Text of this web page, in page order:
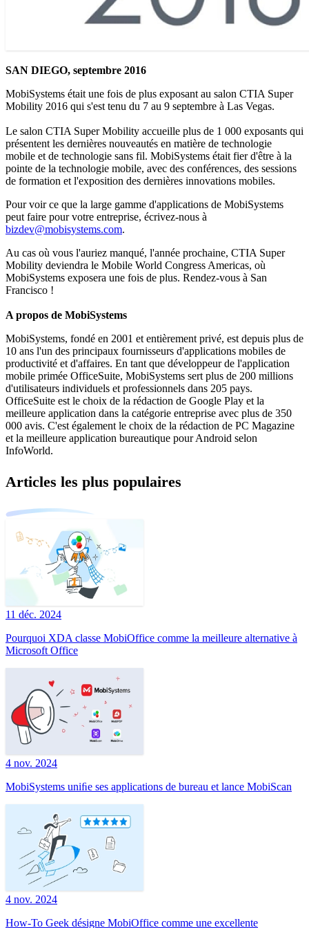
SAN DIEGO, septembre 2016
MobiSystems était une fois de plus exposant au salon CTIA Super
Mobility 2016 qui s'est tenu du 7 au 9 septembre à Las Vegas.
Le salon CTIA Super Mobility accueille plus de 1 000 exposants qui
présentent les dernières nouveautés en matière de technologie
mobile et de technologie sans fil. MobiSystems était fier d'être à la
pointe de la technologie mobile, avec des conférences, des sessions
de formation et l'exposition des dernières innovations mobiles.
Pour voir ce que la large gamme d'applications de MobiSystems
peut faire pour votre entreprise, écrivez-nous à
bizdev@mobisystems.com.
Au cas où vous l'auriez manqué, l'année prochaine, CTIA Super
Mobility deviendra le Mobile World Congress Americas, où
MobiSystems exposera une fois de plus. Rendez-vous à San
Francisco !
A propos de MobiSystems
MobiSystems, fondé en 2001 et entièrement privé, est depuis plus de
10 ans l'un des principaux fournisseurs d'applications mobiles de
productivité et d'affaires. En tant que développeur de l'application
mobile primée OfficeSuite, MobiSystems sert plus de 200 millions
d'utilisateurs individuels et professionnels dans 205 pays.
OfficeSuite est le choix de la rédaction de Google Play et la
meilleure application dans la catégorie entreprise avec plus de 350
000 avis. C'est également le choix de la rédaction de PC Magazine
et la meilleure application bureautique pour Android selon
InfoWorld.
Articles les plus populaires
11 déc. 2024
Pourquoi XDA classe MobiOffice comme la meilleure alternative à
Microsoft Office
4 nov. 2024
MobiSystems uniﬁe ses applications de bureau et lance MobiScan
4 nov. 2024
How-To Geek désigne MobiOffice comme une excellente